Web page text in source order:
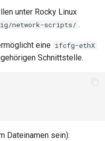
unter Rocky Linux
network-scripts/ .
eine ifcfg-ethX
Schnittstelle.
Dateinamen sein):